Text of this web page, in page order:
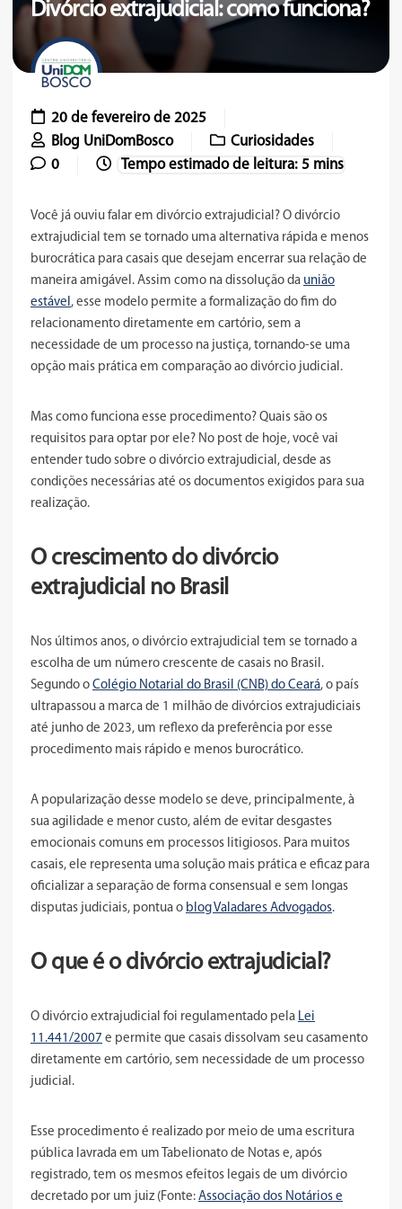
Divórcio extrajudicial: como funciona?
20 de fevereiro de 2025
Blog UniDomBosco
Curiosidades
0
Você já ouviu falar em divórcio extrajudicial? O divórcio
extrajudicial tem se tornado uma alternativa rápida e menos
burocrática para casais que desejam encerrar sua relação de
maneira amigável. Assim como na dissolução da união
estável , esse modelo permite a formalização do fim do
relacionamento diretamente em cartório, sem a
necessidade de um processo na justiça, tornando-se uma
opção mais prática em comparação ao divórcio judicial.
Mas como funciona esse procedimento? Quais são os
requisitos para optar por ele? No post de hoje, você vai
entender tudo sobre o divórcio extrajudicial, desde as
condições necessárias até os documentos exigidos para sua
realização.
O crescimento do divórcio
extrajudicial no Brasil
Nos últimos anos, o divórcio extrajudicial tem se tornado a
escolha de um número crescente de casais no Brasil.
Segundo o Colégio Notarial do Brasil (CNB) do Ceará, o país
ultrapassou a marca de 1 milhão de divórcios extrajudiciais
até junho de 2023, um reflexo da preferência por esse
procedimento mais rápido e menos burocrático.
A popularização desse modelo se deve, principalmente, à
sua agilidade e menor custo, além de evitar desgastes
emocionais comuns em processos litigiosos. Para muitos
casais, ele representa uma solução mais prática e eficaz para
oficializar a separação de forma consensual e sem longas
disputas judiciais, pontua o blog Valadares Advogados.
O que é o divórcio extrajudicial?
O divórcio extrajudicial foi regulamentado pela Lei
11.441/2007 e permite que casais dissolvam seu casamento
diretamente em cartório, sem necessidade de um processo
judicial.
Esse procedimento é realizado por meio de uma escritura
pública lavrada em um Tabelionato de Notas e, após
registrado, tem os mesmos efeitos legais de um divórcio
decretado por um juiz (Fonte: Associação dos Notários e